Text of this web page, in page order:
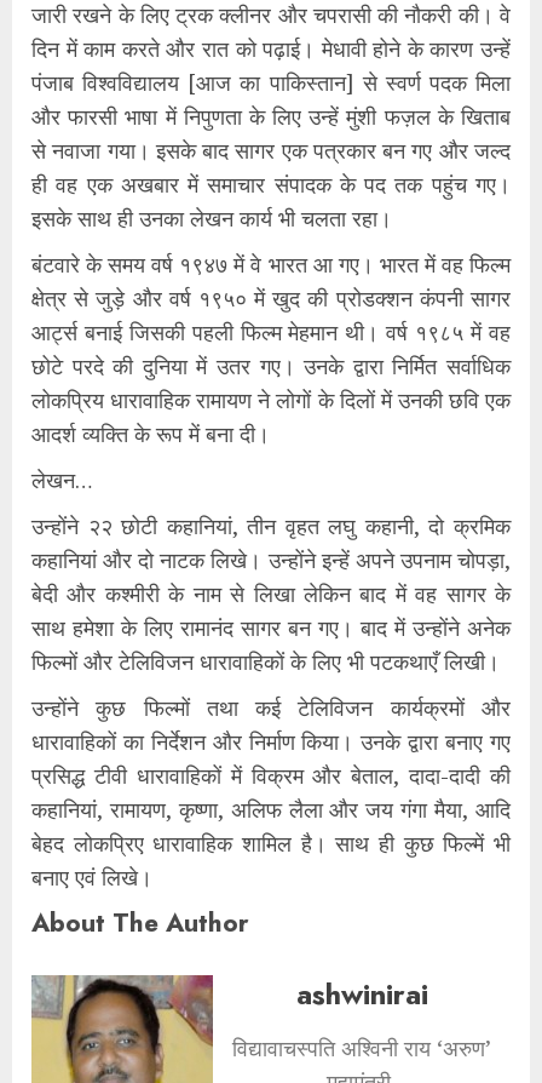
जारी रखने के लिए ट्रक क्लीनर और चपरासी की नौकरी की। वे
दिन में काम करते और रात को पढ़ाई। मेधावी होने के कारण उन्हें
पंजाब विश्वविद्यालय [आज का पाकिस्तान] से स्वर्ण पदक मिला
और फारसी भाषा में निपुणता के लिए उन्हें मुंशी फज़ल के खिताब
से नवाजा गया। इसके बाद सागर एक पत्रकार बन गए और जल्द
ही वह एक अखबार में समाचार संपादक के पद तक पहुंच गए।
इसके साथ ही उनका लेखन कार्य भी चलता रहा।
बंटवारे के समय वर्ष १९४७ में वे भारत आ गए। भारत में वह फिल्म
क्षेत्र से जुड़े और वर्ष १९५० में खुद की प्रोडक्शन कंपनी सागर
आर्ट्स बनाई जिसकी पहली फिल्म मेहमान थी। वर्ष १९८५ में वह
छोटे परदे की दुनिया में उतर गए। उनके द्वारा निर्मित सर्वाधिक
लोकप्रिय धारावाहिक रामायण ने लोगों के दिलों में उनकी छवि एक
आदर्श व्यक्ति के रूप में बना दी।
लेखन…
उन्होंने २२ छोटी कहानियां, तीन वृहत लघु कहानी, दो क्रमिक
कहानियां और दो नाटक लिखे। उन्होंने इन्हें अपने उपनाम चोपड़ा,
बेदी और कश्मीरी के नाम से लिखा लेकिन बाद में वह सागर के
साथ हमेशा के लिए रामानंद सागर बन गए। बाद में उन्होंने अनेक
फिल्मों और टेलिविजन धारावाहिकों के लिए भी पटकथाएँ लिखी।
उन्होंने कुछ फिल्मों तथा कई टेलिविजन कार्यक्रमों और
धारावाहिकों का निर्देशन और निर्माण किया। उनके द्वारा बनाए गए
प्रसिद्ध टीवी धारावाहिकों में विक्रम और बेताल, दादा-दादी की
कहानियां, रामायण, कृष्णा, अलिफ लैला और जय गंगा मैया, आदि
बेहद लोकप्रिए धारावाहिक शामिल है। साथ ही कुछ फिल्में भी
बनाए एवं लिखे।
About The Author
ashwinirai
विद्यावाचस्पति अश्विनी राय ‘अरुण’